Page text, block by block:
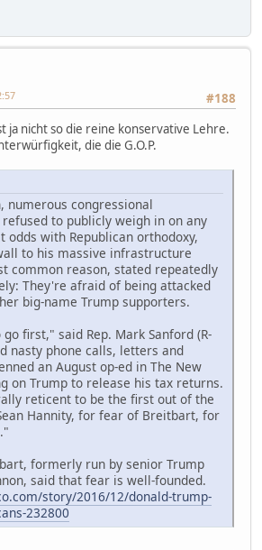
#188
ja nicht so die reine konservative Lehre.
die die G.O.P.
numerous congressional
refused to publicly weigh in on any
odds with Republican orthodoxy,
to his massive infrastructure
common reason, stated repeatedly
They're afraid of being attacked
big-name Trump supporters.
first," said Rep. Mark Sanford (R-
nasty phone calls, letters and
an August op-ed in The New
on Trump to release his tax returns.
reticent to be the first out of the
Hannity, for fear of Breitbart, for
formerly run by senior Trump
said that fear is well-founded.
story/2016/12/donald-trump-
232800